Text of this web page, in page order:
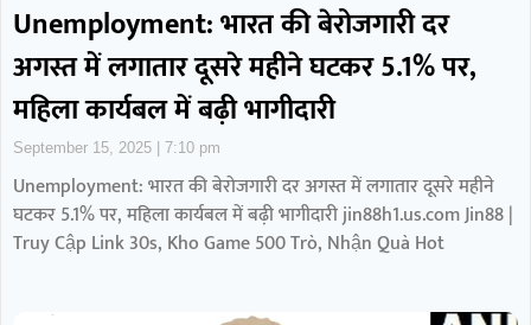
Unemployment: भारत की बेरोजगारी दर
अगस्त में लगातार दूसरे महीने घटकर 5.1% पर,
महिला कार्यबल में बढ़ी भागीदारी
September 15, 2025 7:10 pm
Unemployment: भारत की बेरोजगारी दर अगस्त में लगातार दूसरे महीने
घटकर 5.1% पर, महिला कार्यबल में बढ़ी भागीदारी jin88h1.us.com Jin88 |
Truy Cập Link 30s, Kho Game 500 Trò, Nhận Quà Hot